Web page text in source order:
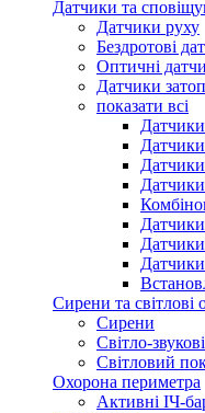
Датчики та
Датчики руху
Бездротові
Оптичні
Датчики
показати всі
Датчики
Датчики
Сирени та світлові
Сирени
Світло-
Світловий
Охорона периметра
Активні ІЧ-